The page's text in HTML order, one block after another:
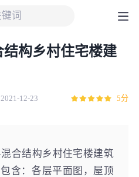
结构乡村住宅楼建
2021-12-23 5分
合结构乡村住宅楼建筑
含：各层平面图，屋顶